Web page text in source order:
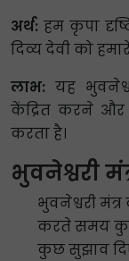
अर्थ: हम कृपा
दिव्य देवी को
लाभ: यह
केंद्रित करने
करता है।
भुवनेश्वरी
भुवनेश्वरी
करते समय कुछ
कुछ सुझाव